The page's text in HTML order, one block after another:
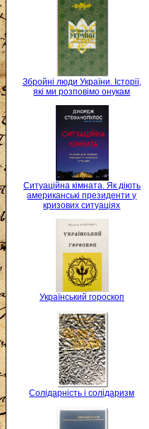
Збройні люди України. Історії,
які ми розповімо онукам
Ситуаційна кімната. Як діють
американські президенти у
кризових ситуаціях
Український гороскоп
Солідарність і солідаризм